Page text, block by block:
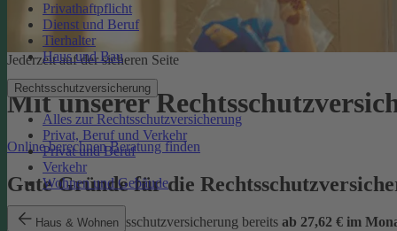
Privathaftpflicht
Dienst und Beruf
Tierhalter
Haus und Bau
Rechtsschutzversicherung
Alles zur Rechtsschutzversicherung
Privat, Beruf und Verkehr
Privat und Beruf
Verkehr
Wohnen und Gebäude
Haus & Wohnen
Jederzeit auf der sicheren Seite
Mit unserer
Online berechnen Beratung finden
Gute Gründe für die
günstige Rechtsschutzversicherung bereits ab 27,62 € im